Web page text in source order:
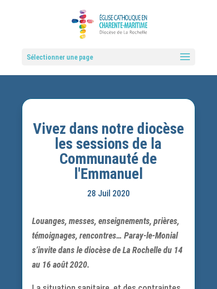
Sélectionner une page
Vivez dans notre diocèse
les sessions de la
Communauté de
l'Emmanuel
28 Juil 2020
Louanges, messes, enseignements, prières,
témoignages, rencontres… Paray-le-Monial
s’invite dans le diocèse de La Rochelle du 14
au 16 août 2020.